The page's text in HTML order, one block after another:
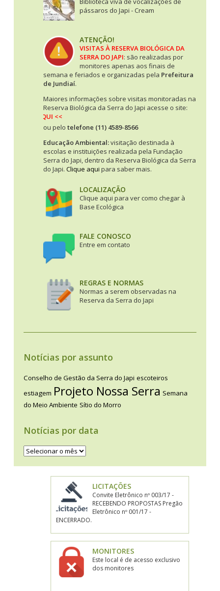
pássaros do Japi - Cream
ATENÇÃO!
VISITAS À RESERVA BIOLÓGICA DA
SERRA DO JAPI: são realizadas por
monitores apenas aos finais de
semana e feriados e organizadas pela Prefeitura
de Jundiaí.
Maiores informações sobre visitas monitoradas na
Reserva Biológica da Serra do Japi acesse o site:
AQUI <<
ou pelo telefone (11) 4589-8566
Educação Ambiental:visitação destinada à
escolas e instituições realizada pela Fundação
Serra do Japi, dentro da Reserva Biológica da Serra
do Japi. Clique aqui para saber mais.
LOCALIZAÇÃO
Clique aqui para ver como chegar à
Base Ecológica
FALE CONOSCO
Entre em contato
REGRAS E NORMAS
Normas a serem observadas na
Reserva da Serra do Japi
Notícias por assunto
Conselho de Gestão da Serra do Japi escoteiros
estiagem Projeto Nossa Serra Semana
do Meio Ambiente Sítio do Morro
Notícias por data
Notícias
LICITAÇÕES
Convite Eletrônico nº 003/17 -
RECEBENDO PROPOSTAS Pregão
Eletrônico nº 001/17 -
ENCERRADO.
MONITORES
Este local é de acesso exclusivo
dos monitores